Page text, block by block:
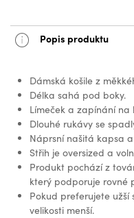
Popis produktu
Dámská košile z
Délka sahá pod boky.
Límeček a zapínání na
Dlouhé rukávy se
Náprsní našitá kapsa
Střih je oversized a
Produkt pochází z
který podporuje rovné
Pokud preferujete užší
velikosti menší.